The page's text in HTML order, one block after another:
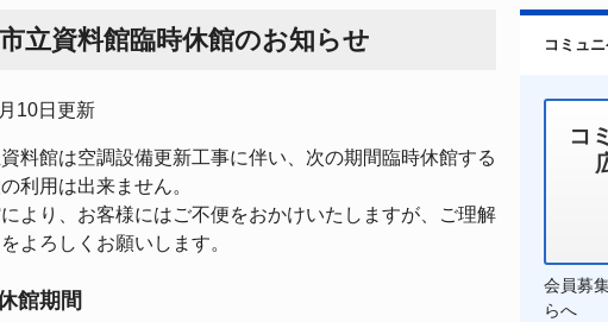
コミュ
コ
会員募
らへ
立資料館臨時休館のお知らせ
10日更新
料館は空調設備更新工事に伴い、次の期間臨時休館する
利用は出来ません。
より、お客様にはご不便をおかけいたしますが、ご理解
よろしくお願いします。
館期間